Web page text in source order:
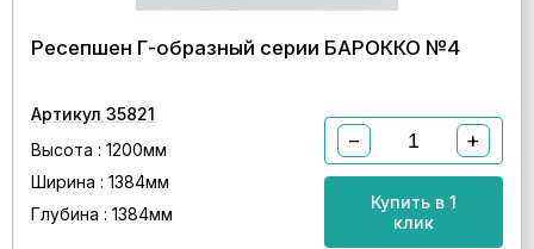
Ресепшен Г-образный серии БАРОККО №4
Артикул 35821
Высота : 1200мм
Ширина : 1384мм
Глубина : 1384мм
− +
Купить в 1
клик